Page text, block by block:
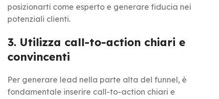
posizionarti come esperto e generare fiducia nei
potenziali clienti.
3. Utilizza call-to-action chiari e
convincenti
Per generare lead nella parte alta del funnel, è
fondamentale inserire call-to-action chiari e